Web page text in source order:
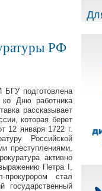
РФ
подготовлена
ко Дню работника
рассказывает
которая берет
12 января 1722 г.
Российской
преступлениями,
активно
Петра I,
стал
государственный